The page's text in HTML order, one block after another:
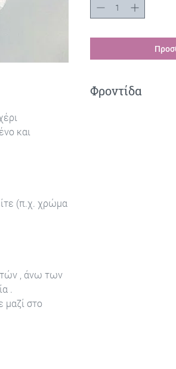
και
(π.χ. χρώμα
, άνω των
.
μαζί στο
Φροντίδα